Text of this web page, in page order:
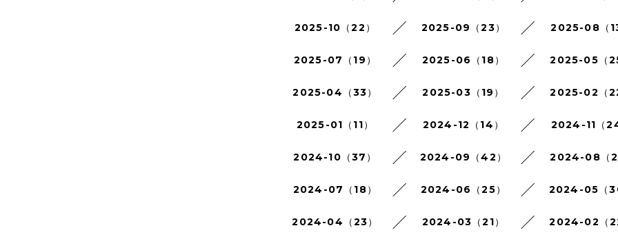
2025-10（22） 2025-09（23） 2025-08（13
2025-07（19） 2025-06（18） 2025-05（
2025-04（33） 2025-03（19） 2025-02（
2025-01（11） 2024-12（14） 2024-11（24
2024-10（37） 2024-09（42） 2024-08（
2024-07（18） 2024-06（25） 2024-05（
2024-04（23） 2024-03（21） 2024-02（